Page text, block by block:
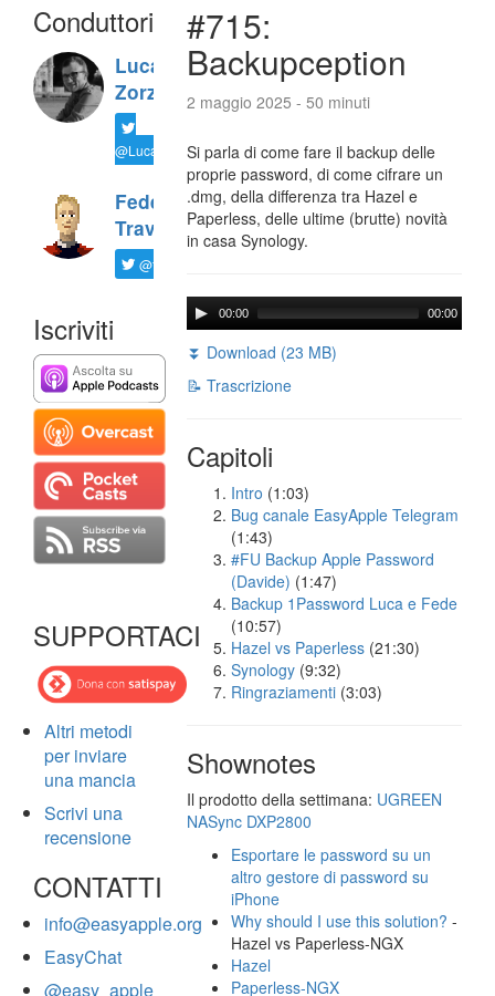
Conduttori
Luca
Zorzi
@LucaTNT
Federico
Travaini
@ftrava
Iscriviti
SUPPORTACI
Altri metodi
per inviare
una mancia
Scrivi una
recensione
CONTATTI
info@easyapple.org
EasyChat
@easy_apple
#715:
Backupception
2 maggio 2025 - 50 minuti
Si parla di come fare il backup delle
proprie password, di come cifrare un
.dmg, della differenza tra Hazel e
Paperless, delle ultime (brutte) novità
in casa Synology.
00:00 00:00
⏬ Download (23 MB)
📝 Trascrizione
Capitoli
Intro (1:03)
Bug canale EasyApple Telegram
(1:43)
#FU Backup Apple Password
(Davide) (1:47)
Backup 1Password Luca e Fede
(10:57)
Hazel vs Paperless (21:30)
Synology (9:32)
Ringraziamenti (3:03)
Shownotes
Il prodotto della settimana: UGREEN
NASync DXP2800
Esportare le password su un
altro gestore di password su
iPhone
Why should I use this solution? -
Hazel vs Paperless-NGX
Hazel
Paperless-NGX